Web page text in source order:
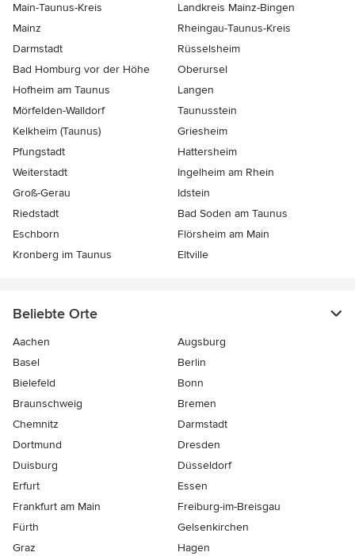
Main-Taunus-Kreis
Landkreis Mainz-Bingen
Mainz
Rheingau-Taunus-Kreis
Darmstadt
Rüsselsheim
Bad Homburg vor der Höhe
Oberursel
Hofheim am Taunus
Langen
Mörfelden-Walldorf
Taunusstein
Kelkheim (Taunus)
Griesheim
Pfungstadt
Hattersheim
Weiterstadt
Ingelheim am Rhein
Groß-Gerau
Idstein
Riedstadt
Bad Soden am Taunus
Eschborn
Flörsheim am Main
Kronberg im Taunus
Eltville
Beliebte Orte
Aachen
Augsburg
Basel
Berlin
Bielefeld
Bonn
Braunschweig
Bremen
Chemnitz
Darmstadt
Dortmund
Dresden
Duisburg
Düsseldorf
Erfurt
Essen
Frankfurt am Main
Freiburg-im-Breisgau
Fürth
Gelsenkirchen
Graz
Hagen